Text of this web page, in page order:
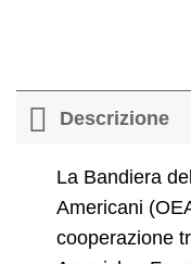
Descrizione
La Bandiera
Americani
cooperazione